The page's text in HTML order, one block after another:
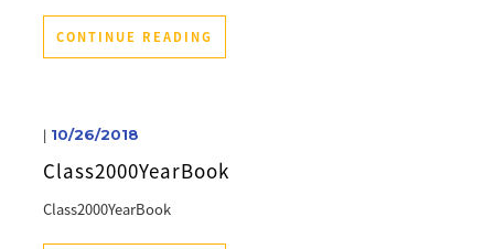
CONTINUE READING
| 10/26/2018
Class2000YearBook
Class2000YearBook